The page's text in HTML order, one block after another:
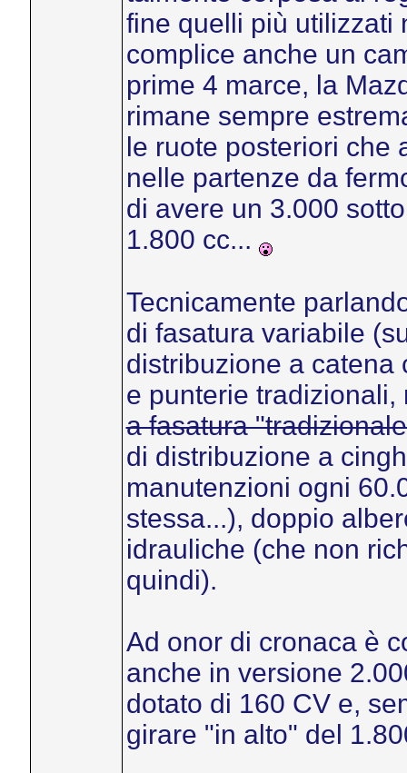
fine quelli più utilizzati
complice anche un
prime 4 marce, la
rimane sempre
le ruote posteriori che
nelle partenze da
di avere un 3.000
1.800 cc...
Tecnicamente
di fasatura variabile
distribuzione a catena
e punterie
a fasatura
di distribuzione a
manutenzioni ogni
stessa...), doppio
idrauliche (che non
quindi).
Ad onor di cronaca è
anche in versione
dotato di 160 CV e,
girare "in alto" del